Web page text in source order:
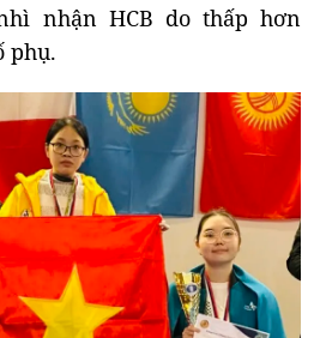
nhận HCB do thấp hơn
phụ.